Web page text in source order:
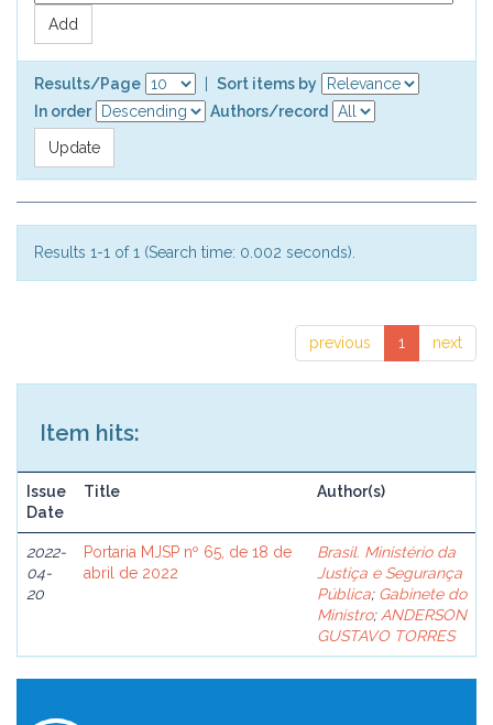
Results/Page
Sort items by
In order
Authors/record
Results 1-1 of 1 (Search time: 0.002 seconds).
previous 1 next
Item hits:
Issue
Date
Title Author(s)
2022-
04-
20
Portaria MJSP nº 65, de 18 de
abril de 2022
Brasil. Ministério da
Justiça e Segurança
Pública; Gabinete do
Ministro; ANDERSON
GUSTAVO TORRES